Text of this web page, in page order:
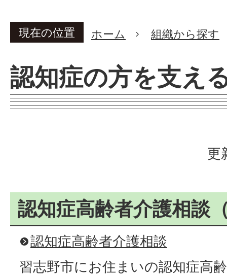
現在の位置 ホーム 組織から探す
認知症の方を支え
更
認知症高齢者介護相談
認知症高齢者介護相談
習志野市にお住まいの認知症高